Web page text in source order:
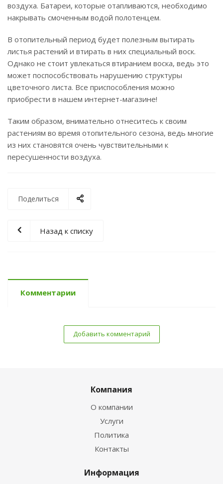
воздуха. Батареи, которые отапливаются, необходимо
накрывать смоченным водой полотенцем.
В отопительный период будет полезным вытирать
листья растений и втирать в них специальный воск.
Однако не стоит увлекаться втиранием воска, ведь это
может поспособствовать нарушению структуры
цветочного листа. Все приспособления можно
приобрести в нашем интернет-магазине!
Таким образом, внимательно отнеситесь к своим
растениям во время отопительного сезона, ведь многие
из них становятся очень чувствительными к
пересушенности воздуха.
Поделиться
Назад к списку
Комментарии
Добавить комментарий
Компания
О компании
Услуги
Политика
Контакты
Информация